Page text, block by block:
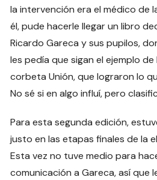
la intervención era el médico de
él, pude hacerle llegar un libro
Ricardo Gareca y sus pupilos,
les pedía que sigan el ejemplo
corbeta Unión, que lograron lo
No sé si en algo influí, pero
Para esta segunda edición,
justo en las etapas finales de la
Esta vez no tuve medio para
comunicación a Gareca, así que